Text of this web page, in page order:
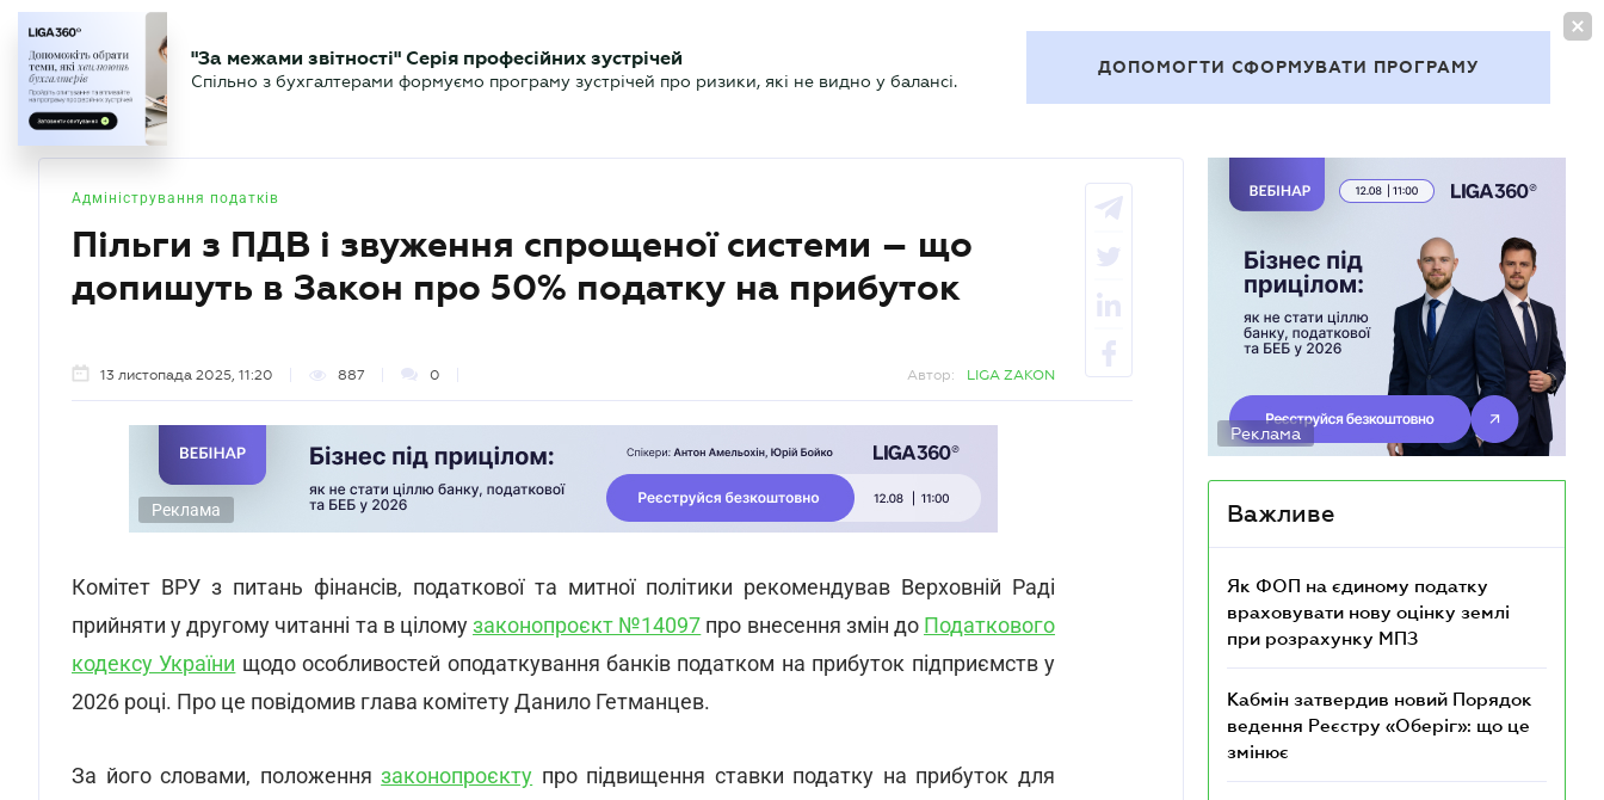
БУХГАЛТЕР Новини Аналітика Календар Актуально
"За межами звітності" Серія професійних зустрічей
Спільно з бухгалтерами формуємо програму зустрічей про ризики, які не видно у балансі.
ДОПОМОГТИ СФОРМУВАТИ ПРОГРАМУ
Адміністрування податків
Пільги з ПДВ і звуження спрощеної системи – що
допишуть в Закон про 50% податку на прибуток
13 листопада 2025, 11:20 887 0 Автор: LIGA ZAKON
Реклама
Комітет ВРУ з питань фінансів, податкової та митної політики рекомендував Верховній Раді
прийняти у другому читанні та в ціломузаконопроєкт №14097 про внесення змін до Податкового
кодексу України щодо особливостей оподаткування банків податком на прибуток підприємств у
2026 році. Про це повідомив глава комітету Данило Гетманцев.
За його словами, положеннязаконопроєкту про підвищення ставки податку на прибуток для
Реклама
Важливе
Як ФОП на єдиному податку
враховувати нову оцінку землі
при розрахунку МПЗ
Кабмін затвердив новий Порядок
ведення Реєстру «Оберіг»: що це
змінює